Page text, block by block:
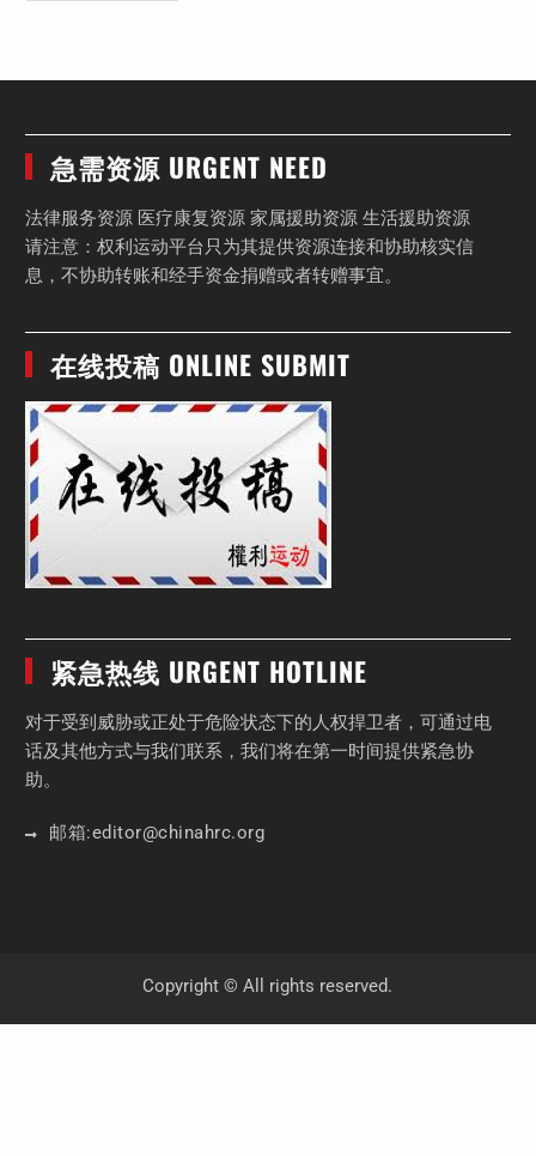
急需资源 URGENT NEED
法律服务资源 医疗康复资源 家属援助资源 生活援助资源
请注意：权利运动平台只为其提供资源连接和协助核实信
息，不协助转账和经手资金捐赠或者转赠事宜。
在线投稿 ONLINE SUBMIT
紧急热线 URGENT HOTLINE
对于受到威胁或正处于危险状态下的人权捍卫者，可通过电
话及其他方式与我们联系，我们将在第一时间提供紧急协
助。
邮箱:editor@chinahrc.org
Copyright © All rights reserved.